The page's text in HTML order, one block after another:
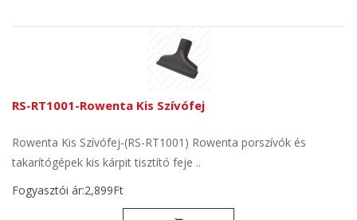
RS-RT1001-Rowenta Kis Szívófej
Rowenta Kis Szívófej-(RS-RT1001) Rowenta porszívók és
takarítógépek kis kárpit tisztító feje ..
Fogyasztói ár:2,899Ft